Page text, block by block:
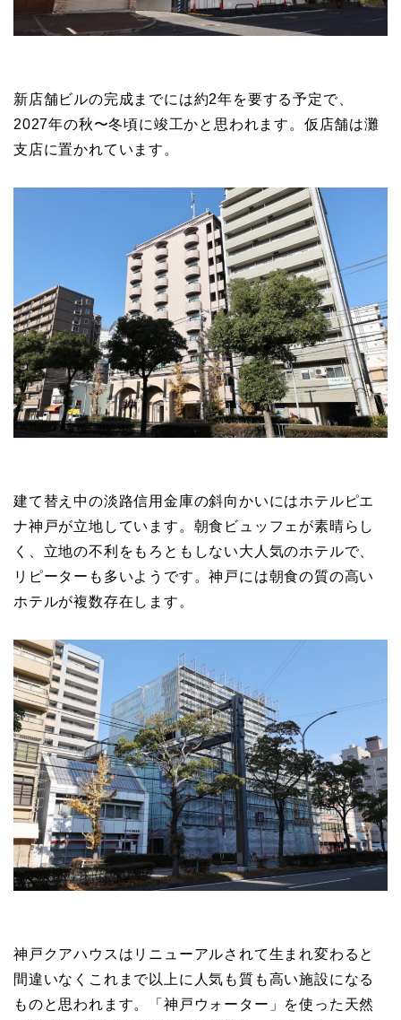
新店舗ビルの完成までには約2年を要する予定で、
2027年の秋〜冬頃に竣工かと思われます。仮店舗は灘
支店に置かれています。
建て替え中の淡路信用金庫の斜向かいにはホテルピエ
ナ神戸が立地しています。朝食ビュッフェが素晴らし
く、立地の不利をもろともしない大人気のホテルで、
リピーターも多いようです。神戸には朝食の質の高い
ホテルが複数存在します。
神戸クアハウスはリニューアルされて生まれ変わると
間違いなくこれまで以上に人気も質も高い施設になる
ものと思われます。「神戸ウォーター」を使った天然